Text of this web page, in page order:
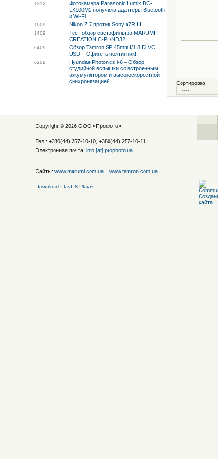
1312
Фотокамера Panasonic Lumix DC-
LX100M2 получила адаптеры Bluetooth
и Wi-Fi
1009 Nikon Z 7 против Sony a7R III.
1409
Тест обзор светофильтра MARUMI
CREATION C-PL/ND32
0409
Обзор Tamron SP 45mm f/1.8 Di VC
USD – Офигеть полтинник!
0309
Hyundae Photonics i-6 – Обзор
студийной вспышки со встроенным
аккумулятором и высокоскоростной
синхронизацией.
Сортировка:
Copyright © 2026 ООО «Профото»
Тел.: +380(44) 257-10-10, +380(44) 257-10-11
Электронная почта: info [at] prophoto.ua
Сайты: www.marumi.com.ua www.tamron.com.ua
Download Flash 8 Player